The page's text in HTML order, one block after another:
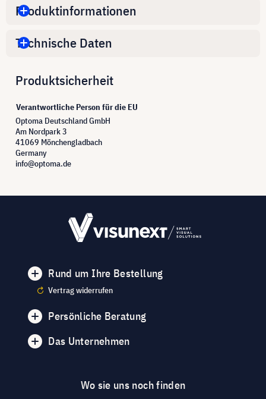
Produktinformationen
Technische Daten
Produktsicherheit
Verantwortliche Person für die EU
Optoma Deutschland GmbH
Am Nordpark 3
41069 Mönchengladbach
Germany
info@optoma.de
Rund um Ihre Bestellung
Vertrag widerrufen
Persönliche Beratung
Das Unternehmen
Wo sie uns noch finden